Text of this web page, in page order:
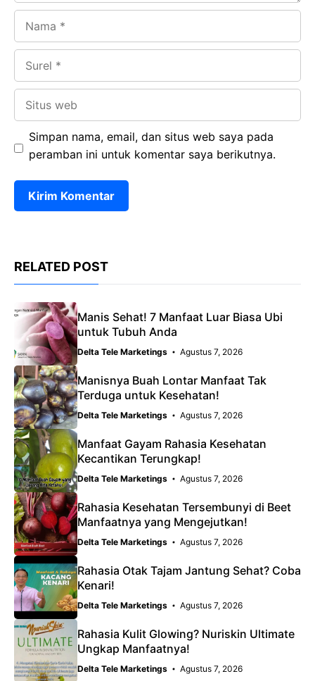
Simpan nama, email, dan situs web saya pada
peramban ini untuk komentar saya berikutnya.
RELATED POST
Manis Sehat! 7 Manfaat Luar Biasa Ubi
untuk Tubuh Anda
Delta Tele Marketings Agustus 7, 2026
Manisnya Buah Lontar Manfaat Tak
Terduga untuk Kesehatan!
Delta Tele Marketings Agustus 7, 2026
Manfaat Gayam Rahasia Kesehatan
Kecantikan Terungkap!
Delta Tele Marketings Agustus 7, 2026
Rahasia Kesehatan Tersembunyi di Beet
Manfaatnya yang Mengejutkan!
Delta Tele Marketings Agustus 7, 2026
Rahasia Otak Tajam Jantung Sehat? Coba
Kenari!
Delta Tele Marketings Agustus 7, 2026
Rahasia Kulit Glowing? Nuriskin Ultimate
Ungkap Manfaatnya!
Delta Tele Marketings Agustus 7, 2026